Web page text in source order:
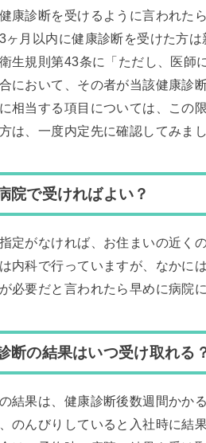
康診断を受けるように言われた
ヶ月以内に健康診断を受けた方
生規則第43条に「ただし、医師
において、その者が当該健康診
相当する項目については、この
は、一度内定先に確認してみまし
院で受ければよい？
定がなければ、お住まいの近く
内科で行っていますが、なかに
必要だと言われたら早めに病院
断の結果はいつ受け取れる
結果は、健康診断後数週間かか
のんびりしていると入社時に結